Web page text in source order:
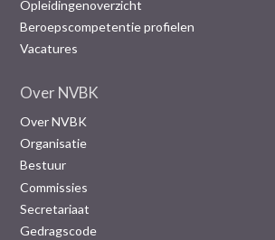
Opleidingenoverzicht
Beroepscompetentie profielen
Vacatures
Over NVBK
Over NVBK
Organisatie
Bestuur
Commissies
Secretariaat
Gedragscode